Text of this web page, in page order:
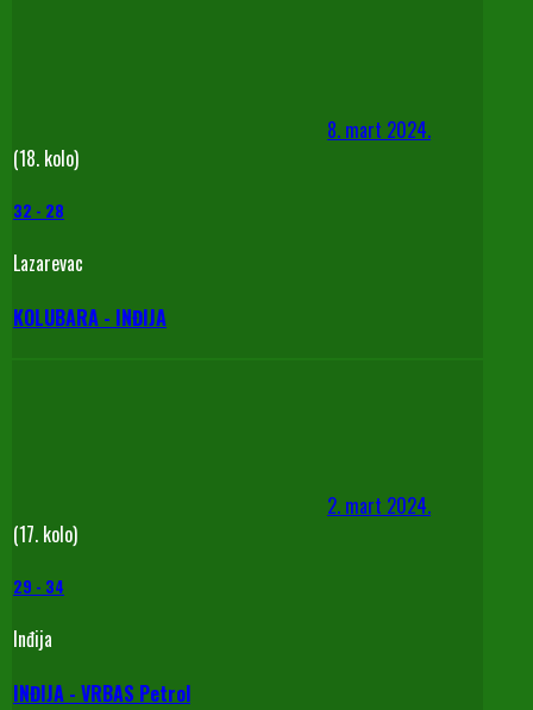
8. mart 2024.
(18. kolo)
32 - 28
Lazarevac
KOLUBARA - INĐIJA
2. mart 2024.
(17. kolo)
29 - 34
Inđija
INĐIJA - VRBAS Petrol